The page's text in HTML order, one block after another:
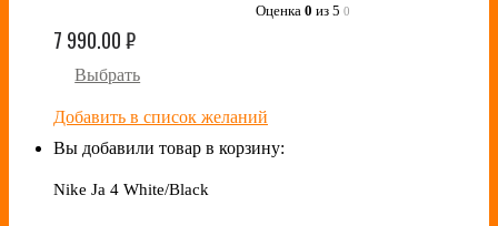
Оценка 0 из 5 0
7 990.00₽
Выбрать
Добавить в список желаний
Вы добавили товар в корзину:
Nike Ja 4 White/Black